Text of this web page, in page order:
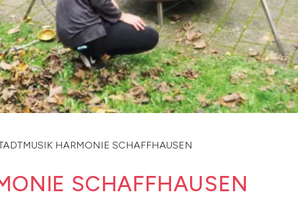
HARMONIE SCHAFFHAUSEN
SCHAFFHAUSEN